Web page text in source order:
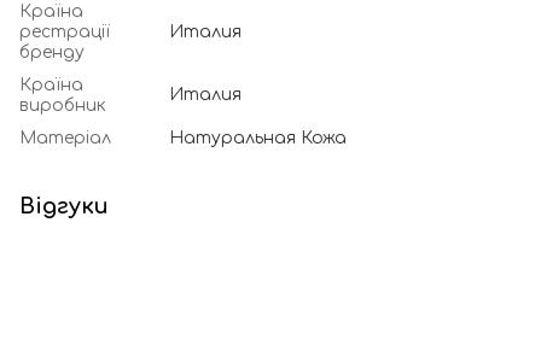
Країна
рестрації
бренду
Италия
Країна
виробник
Италия
Матеріал Натуральная Кожа
Відгуки